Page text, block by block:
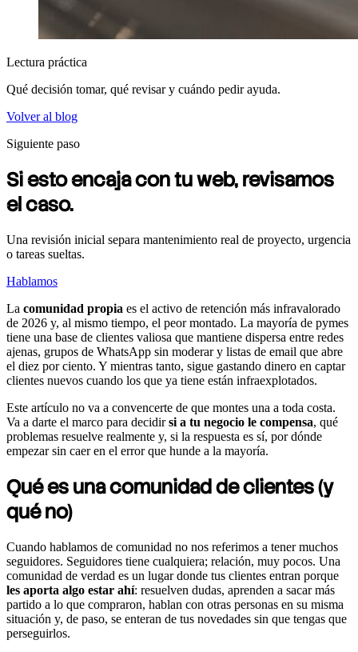
Lectura práctica
Qué decisión tomar, qué revisar y cuándo pedir ayuda.
Volver al blog
Siguiente paso
Si esto encaja con tu web, revisamos
el caso.
Una revisión inicial separa mantenimiento real de proyecto, urgencia
o tareas sueltas.
Hablamos
La comunidad propia es el activo de retención más infravalorado
de 2026 y, al mismo tiempo, el peor montado. La mayoría de pymes
tiene una base de clientes valiosa que mantiene dispersa entre redes
ajenas, grupos de WhatsApp sin moderar y listas de email que abre
el diez por ciento. Y mientras tanto, sigue gastando dinero en captar
clientes nuevos cuando los que ya tiene están infraexplotados.
Este artículo no va a convencerte de que montes una a toda costa.
Va a darte el marco para decidirsi a tu negocio le compensa, qué
problemas resuelve realmente y, si la respuesta es sí, por dónde
empezar sin caer en el error que hunde a la mayoría.
Qué es una comunidad de clientes (y
qué no)
Cuando hablamos de comunidad no nos referimos a tener muchos
seguidores. Seguidores tiene cualquiera; relación, muy pocos. Una
comunidad de verdad es un lugar donde tus clientes entran porque
les aporta algo estar ahí: resuelven dudas, aprenden a sacar más
partido a lo que compraron, hablan con otras personas en su misma
situación y, de paso, se enteran de tus novedades sin que tengas que
perseguirlos.